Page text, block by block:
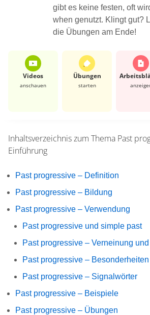
gibt es keine festen, oft
when genutzt. Klingt gut?
die Übungen am Ende!
Videos
anschauen
Übungen
starten
Inhaltsverzeichnis zum Thema Past
Einführung
Past progressive – Definition
Past progressive – Bildung
Past progressive – Verwendung
Past progressive und simple past
Past progressive – Verneinung
Past progressive – Besonderheiten
Past progressive – Signalwörter
Past progressive – Beispiele
Past progressive – Übungen